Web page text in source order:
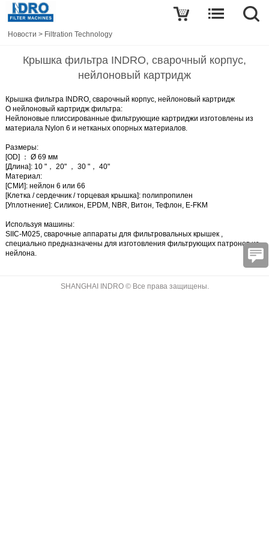
Новости > Filtration Technology
Крышка фильтра INDRO, сварочный корпус,
нейлоновый картридж
Крышка фильтра INDRO, сварочный корпус, нейлоновый картридж
О нейлоновый картридж фильтра:
Нейлоновые плиссированные фильтрующие картриджи изготовлены из
материала Nylon 6 и нетканых опорных материалов.
Размеры:
[OD] ： Ø 69 мм
[Длина]: 10 "， 20" ， 30 "， 40"
Материал:
[СМИ]: нейлон 6 или 66
[Клетка / сердечник / торцевая крышка]: полипропилен
[Уплотнение]: Силикон, EPDM, NBR, Витон, Тефлон, E-FKM
Используя машины:
SIIC-M025, сварочные аппараты для фильтровальных крышек
специально предназначены для изготовления фильтрующих патронов из
нейлона.
SHANGHAI INDRO © Все права защищены.